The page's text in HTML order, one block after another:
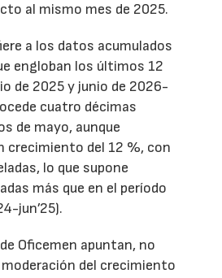
al mismo mes de 2025.
a los datos acumulados
engloban los últimos 12
de 2025 y junio de 2026-
cuatro décimas
de mayo, aunque
crecimiento del 12 %, con
lo que supone
más que en el período
jun’25).
Oficemen apuntan, no
del crecimiento